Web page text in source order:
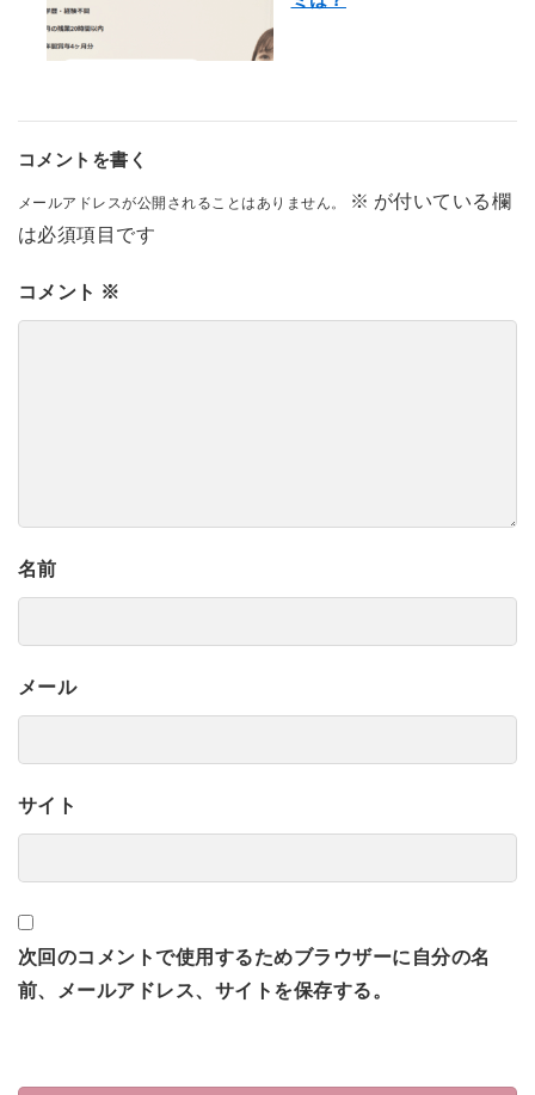
コメントを書く
メールアドレスが公開されることはありません。 ※ が付いている欄
は必須項目です
コメント ※
名前
メール
サイト
次回のコメントで使用するためブラウザーに自分の名
前、メールアドレス、サイトを保存する。